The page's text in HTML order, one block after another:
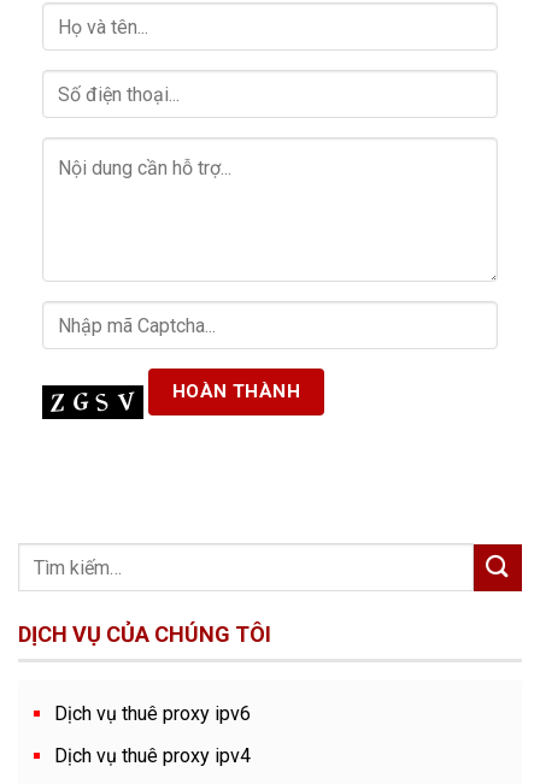
DỊCH VỤ CỦA CHÚNG TÔI
Dịch vụ thuê proxy ipv6
Dịch vụ thuê proxy ipv4